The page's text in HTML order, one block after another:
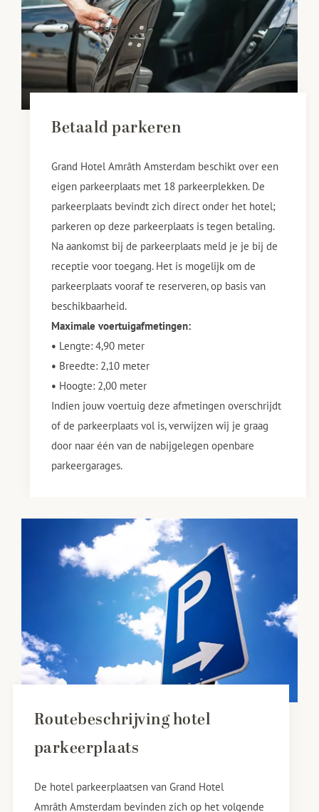
Betaald parkeren
Grand Hotel Amrâth Amsterdam beschikt over een
eigen parkeerplaats met 18 parkeerplekken. De
parkeerplaats bevindt zich direct onder het hotel;
parkeren op deze parkeerplaats is tegen betaling.
Na aankomst bij de parkeerplaats meld je je bij de
receptie voor toegang. Het is mogelijk om de
parkeerplaats vooraf te reserveren, op basis van
beschikbaarheid.
Maximale voertuigafmetingen:
• Lengte: 4,90 meter
• Breedte: 2,10 meter
• Hoogte: 2,00 meter
Indien jouw voertuig deze afmetingen overschrijdt
of de parkeerplaats vol is, verwijzen wij je graag
door naar één van de nabijgelegen openbare
parkeergarages.
Routebeschrijving hotel
parkeerplaats
De hotel parkeerplaatsen van Grand Hotel
Amrâth Amsterdam bevinden zich op het volgende